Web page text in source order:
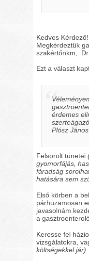
Kedves Kérdező!
Megkérdeztük
szakértőnkm,
Ezt a választ
érdemes
Plósz János
Felsorolt tünetei
gyomorfájás,
fáradság
hatására sem
Első körben a
párhuzamosan
javasolnám
a
Keresse fel
vizsgálatokra,
költségekkel jár)